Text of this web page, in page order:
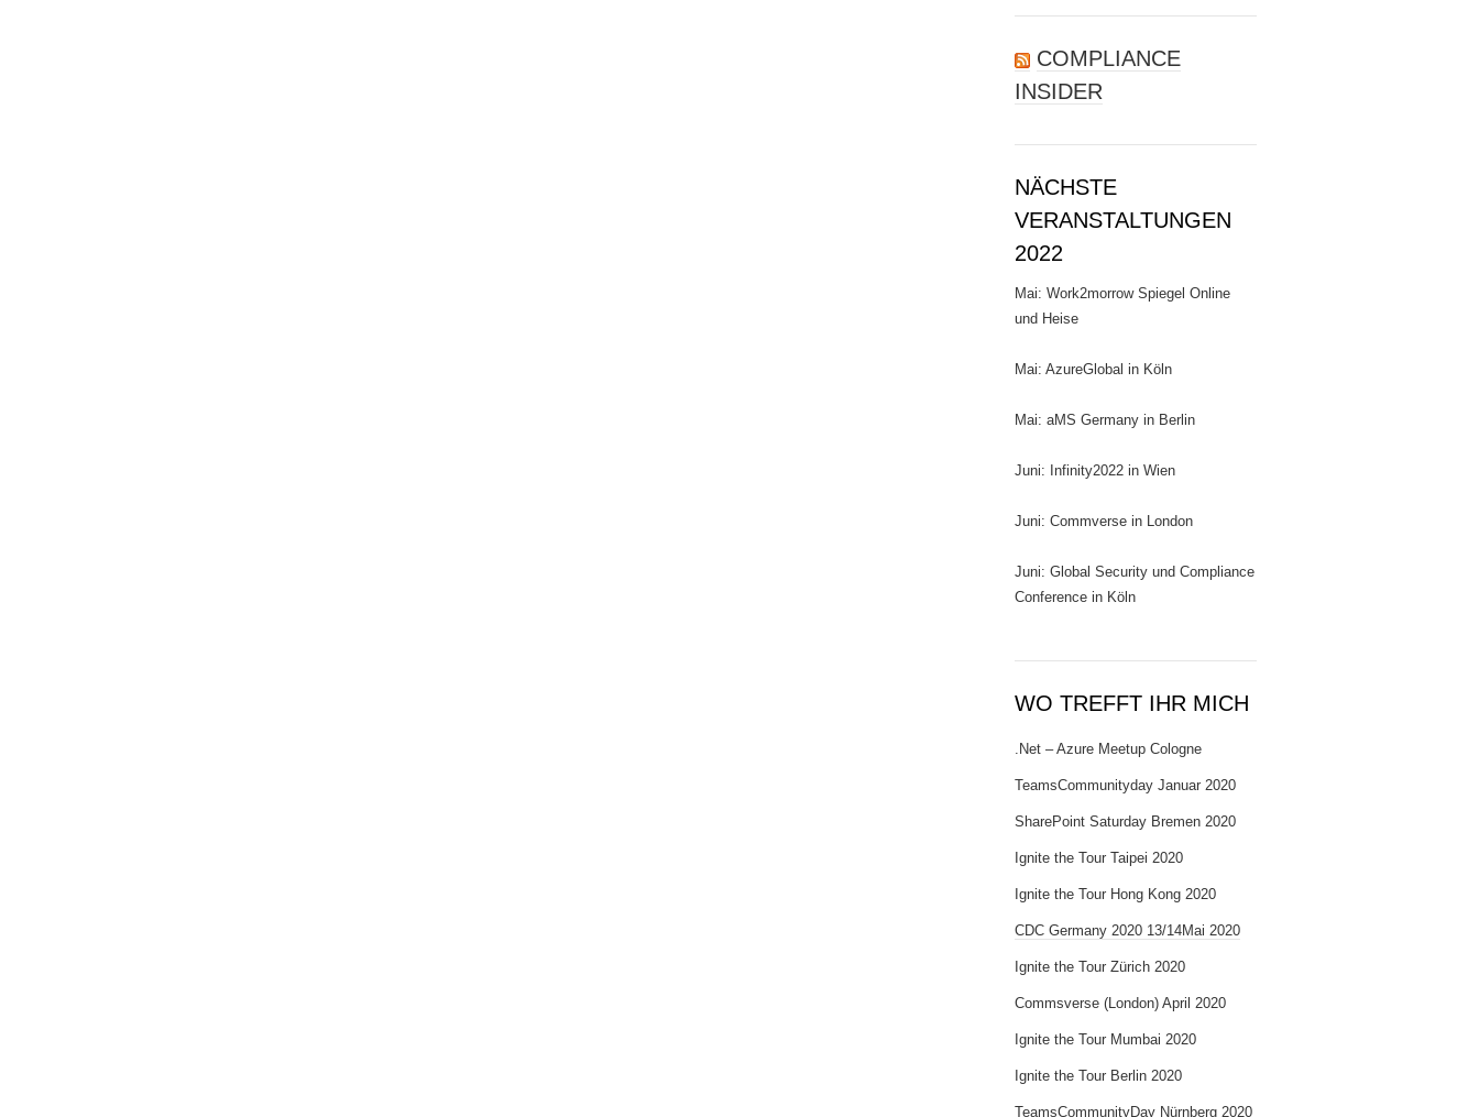
COMPLIANCE
INSIDER
NÄCHSTE
VERANSTALTUNGEN
2022
Mai: Work2morrow Spiegel Online
und Heise
Mai: AzureGlobal in Köln
Mai: aMS Germany in Berlin
Juni: Infinity2022 in Wien
Juni: Commverse in London
Juni: Global Security und Compliance
Conference in Köln
WO TREFFT IHR MICH
.Net – Azure Meetup Cologne
TeamsCommunityday Januar 2020
SharePoint Saturday Bremen 2020
Ignite the Tour Taipei 2020
Ignite the Tour Hong Kong 2020
CDC Germany 2020 13/14Mai 2020
Ignite the Tour Zürich 2020
Commsverse (London) April 2020
Ignite the Tour Mumbai 2020
Ignite the Tour Berlin 2020
TeamsCommunityDay Nürnberg 2020